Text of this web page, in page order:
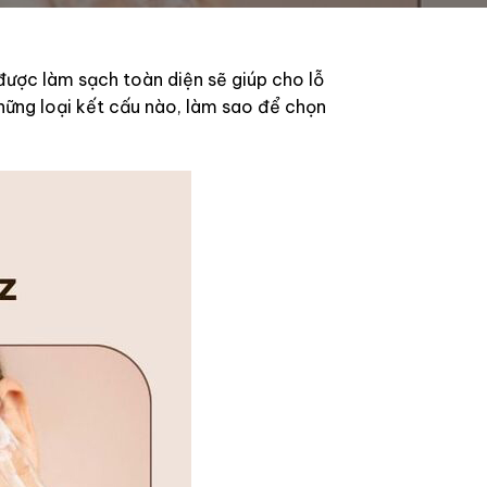
làm sạch toàn diện sẽ giúp cho lỗ
loại kết cấu nào, làm sao để chọn